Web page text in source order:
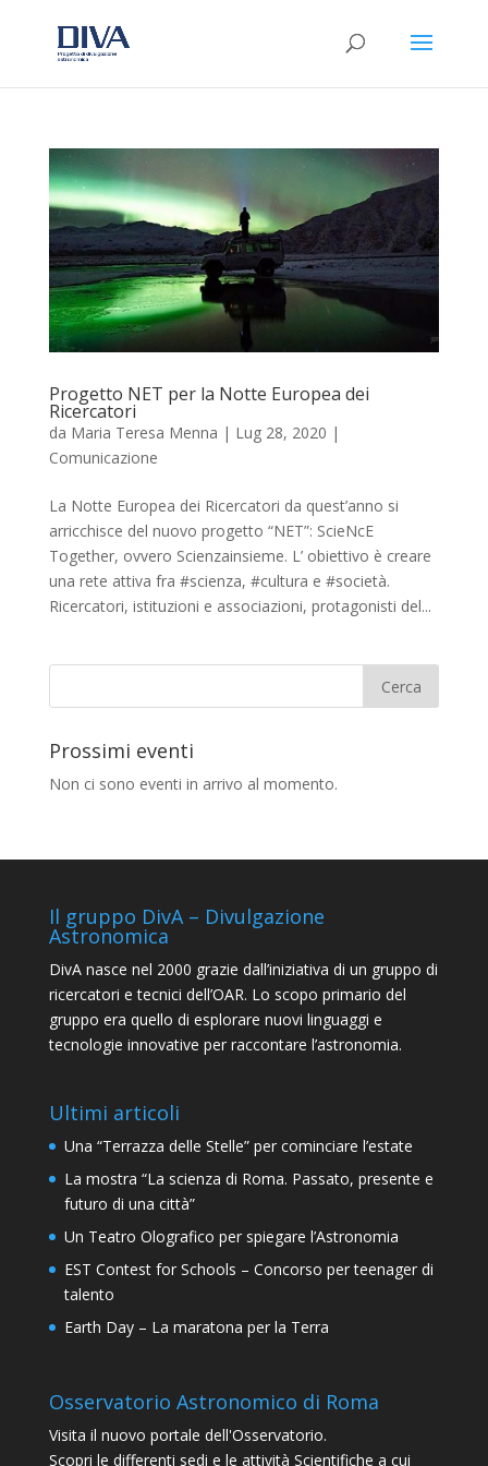
Progetto NET per la Notte Europea dei
Ricercatori
da Maria Teresa Menna | Lug 28, 2020 |
Comunicazione
La Notte Europea dei Ricercatori da quest’anno si
arricchisce del nuovo progetto “NET”: ScieNcE
Together, ovvero Scienzainsieme. L’ obiettivo è creare
una rete attiva fra #scienza, #cultura e #società.
Ricercatori, istituzioni e associazioni, protagonisti del...
Prossimi eventi
Non ci sono eventi in arrivo al momento.
Il gruppo DivA – Divulgazione
Astronomica
DivA nasce nel 2000 grazie dall’iniziativa di un gruppo di
ricercatori e tecnici dell’OAR. Lo scopo primario del
gruppo era quello di esplorare nuovi linguaggi e
tecnologie innovative per raccontare l’astronomia.
Ultimi articoli
Una “Terrazza delle Stelle” per cominciare l’estate
La mostra “La scienza di Roma. Passato, presente e
futuro di una città”
Un Teatro Olografico per spiegare l’Astronomia
EST Contest for Schools – Concorso per teenager di
talento
Earth Day – La maratona per la Terra
Osservatorio Astronomico di Roma
Visita il nuovo portale dell'Osservatorio.
Scopri le differenti sedi e le attività Scientifiche a cui